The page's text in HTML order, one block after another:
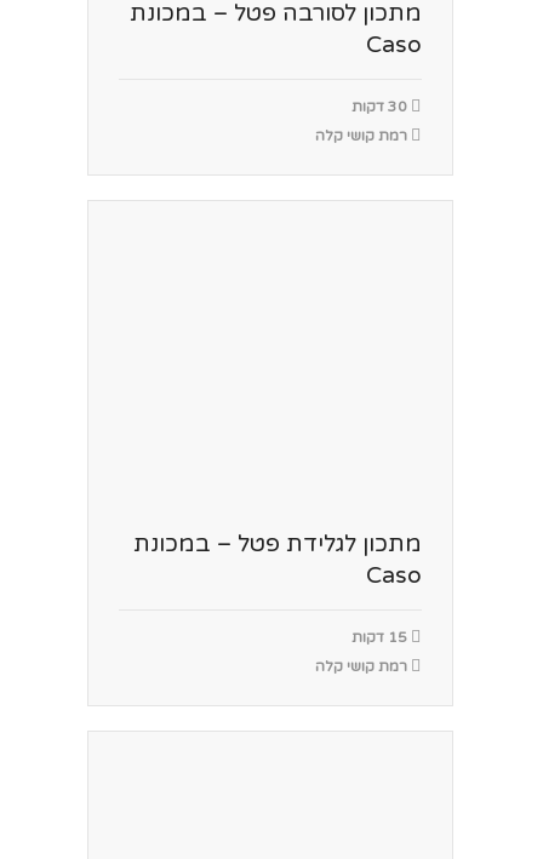
מתכון לסורבה פטל – במכונת
Caso
30 דקות
רמת קושי קלה
מתכון לגלידת פטל – במכונת
Caso
15 דקות
רמת קושי קלה